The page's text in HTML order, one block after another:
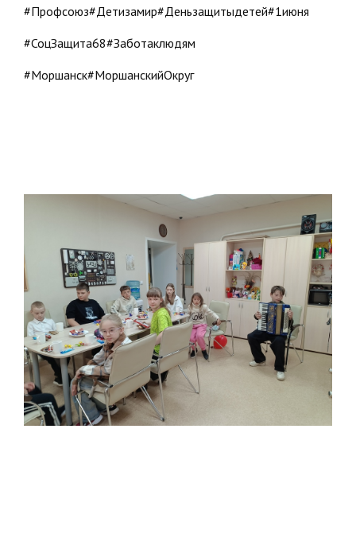
#Профсоюз#Детизамир#Деньзащитыдетей#1июня
#СоцЗащита68#Заботаклюдям
#Моршанск#МоршанскийОкруг